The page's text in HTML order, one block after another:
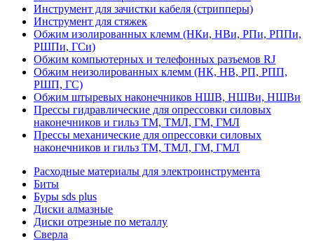
Инструмент для зачистки кабеля (стрипперы)
Инструмент для стяжек
Обжим изолированных клемм (НКи, НВи, РПи, РППи,
РШПи, ГСи)
Обжим компьютерных и телефонных разъемов RJ
Обжим неизолированных клемм (НК, НВ, РП, РПП,
РШП, ГС)
Обжим штыревых наконечников НШВ, НШВи, НШВи
Прессы гидравлические для опрессовки силовых
наконечников и гильз ТМ, ТМЛ, ГМ, ГМЛ
Прессы механические для опрессовки силовых
наконечников и гильз ТМ, ТМЛ, ГМ, ГМЛ
Расходные материалы для электроинструмента
Биты
Буры sds plus
Диски алмазные
Диски отрезные по металлу
Сверла